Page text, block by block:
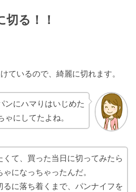
切る！！
ているので、綺麗に切れます。
ンにハマりはいじめた
にしてたよね。
くて、買った当日に切ってみたら
ゃになっちゃったんだ。
るに落ち着くまで、パンナイフを